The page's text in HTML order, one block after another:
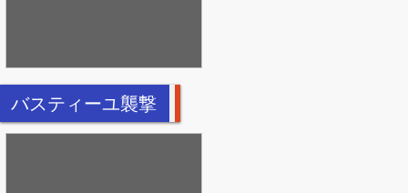
バスティーユ襲撃